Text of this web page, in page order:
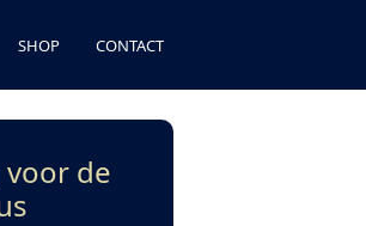
SHOP CONTACT
voor de